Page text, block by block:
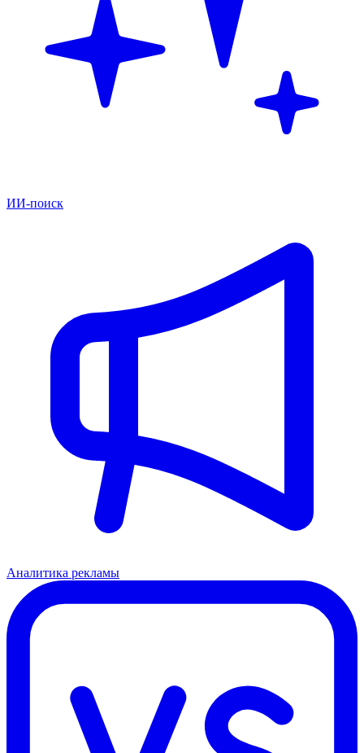
ИИ-поиск
Аналитика рекламы